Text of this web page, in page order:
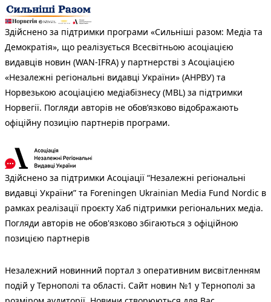
Здійснено за підтримки програми «Сильніші разом: Медіа та
Демократія», що реалізується Всесвітньою асоціацією
видавців новин (WAN-IFRA) у партнерстві з Асоціацією
«Незалежні регіональні видавці України» (АНРВУ) та
Норвезькою асоціацією медіабізнесу (MBL) за підтримки
Норвегії. Погляди авторів не обов’язково відображають
офіційну позицію партнерів програми.
Здійснено за підтримки Асоціації “Незалежні регіональні
видавці України” та Foreningen Ukrainian Media Fund Nordic в
рамках реалізації проєкту Хаб підтримки регіональних медіа.
Погляди авторів не обов'язково збігаються з офіційною
позицією партнерів
Незалежний новинний портал з оперативним висвітленням
подій у Тернополі та області. Сайт новин №1 у Тернополі за